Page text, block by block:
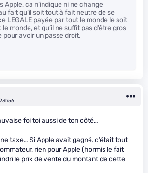
Apple, ca n’indique ni ne change
fait qu’il soit tout à fait neutre de se
LEGALE payée par tout le monde le soit
monde, et qu’il ne suffit pas d’être gros
pour avoir un passe droit.
foi toi aussi de ton côté…
taxe… Si Apple avait gagné, c’était tout
rien pour Apple (hormis le fait
le prix de vente du montant de cette